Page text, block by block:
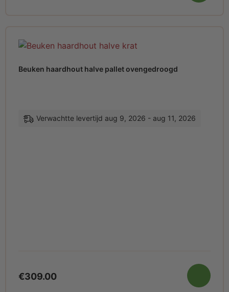
Beuken haardhout halve pallet ovengedroogd
€309.00
Verwachtte levertijd aug 9, 2026 - aug 11, 2026